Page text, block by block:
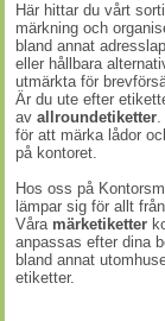
Här hittar du vårt
märkning och
bland annat
eller hållbara
utmärkta för
Är du ute efter
av allroundetiketter.
för att märka lådor
på kontoret.
Hos oss på
lämpar sig för allt
Våra märketiketter
anpassas efter dina
bland annat
etiketter.